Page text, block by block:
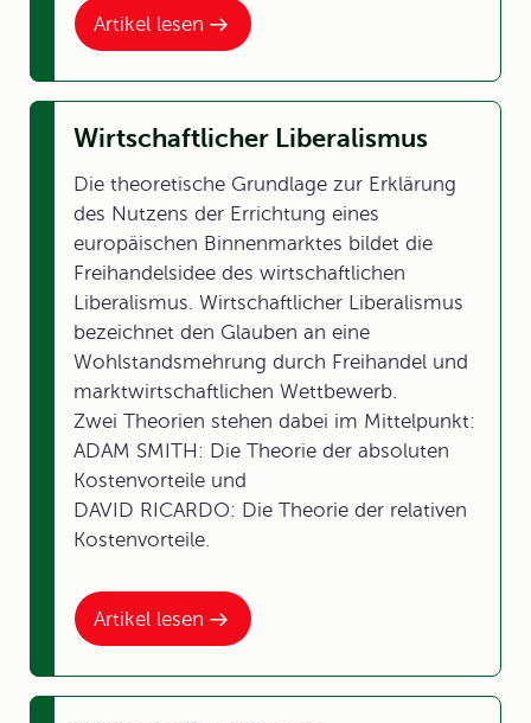
Artikel lesen
Artikel lesen
Wirtschaftlicher Liberalismus
Die theoretische Grundlage zur Erklärung
des Nutzens der Errichtung eines
europäischen Binnenmarktes bildet die
Freihandelsidee des wirtschaftlichen
Liberalismus. Wirtschaftlicher Liberalismus
bezeichnet den Glauben an eine
Wohlstandsmehrung durch Freihandel und
marktwirtschaftlichen Wettbewerb.
Zwei Theorien stehen dabei im Mittelpunkt:
ADAM SMITH: Die Theorie der absoluten
Kostenvorteile und
DAVID RICARDO: Die Theorie der relativen
Kostenvorteile.